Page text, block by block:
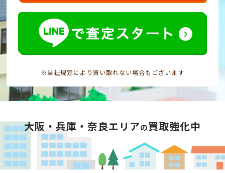
※当社規定により買い取れない場合もございます
大阪・兵庫・奈良エリアの買取強化中